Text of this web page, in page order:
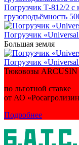
Погрузчик Т-812/2 с
грузоподъёмность
Погрузчик
Большая земля
Погрузчик
Тюковозы ARCUSIN
по льготной ставке
от АО
Подробнее